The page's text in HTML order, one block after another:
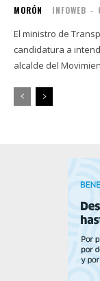
MORÓN INFOWEB -
El ministro de
candidatura a
alcalde del